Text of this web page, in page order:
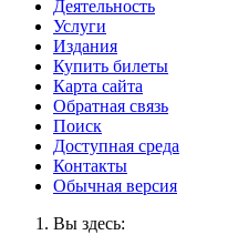
Деятельность
Услуги
Издания
Купить билеты
Карта сайта
Обратная связь
Поиск
Доступная среда
Контакты
Обычная версия
Вы здесь: